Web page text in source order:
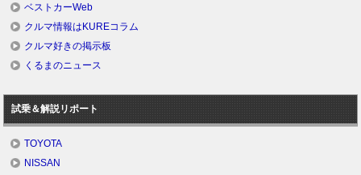
ベストカーWeb
クルマ情報はKUREコラム
クルマ好きの掲示板
くるまのニュース
試乗＆解説リポート
TOYOTA
NISSAN